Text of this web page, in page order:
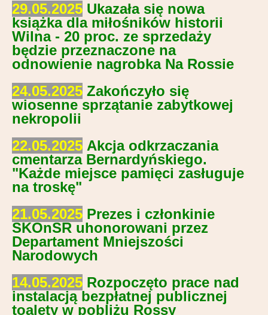
29.05.2025 Ukazała się nowa
książka dla miłośników historii
Wilna - 20 proc. ze sprzedaży
będzie przeznaczone na
odnowienie nagrobka Na Rossie
24.05.2025 Zakończyło się
wiosenne sprzątanie zabytkowej
nekropolii
22.05.2025 Akcja odkrzaczania
cmentarza Bernardyńskiego.
"Każde miejsce pamięci zasługuje
na troskę"
21.05.2025 Prezes i członkinie
SKOnSR uhonorowani przez
Departament Mniejszości
Narodowych
14.05.2025 Rozpoczęto prace nad
instalacją bezpłatnej publicznej
toalety w pobliżu Rossy